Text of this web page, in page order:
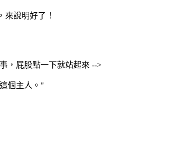
來說明好了！
股點一下就站起來 -->
主人。"